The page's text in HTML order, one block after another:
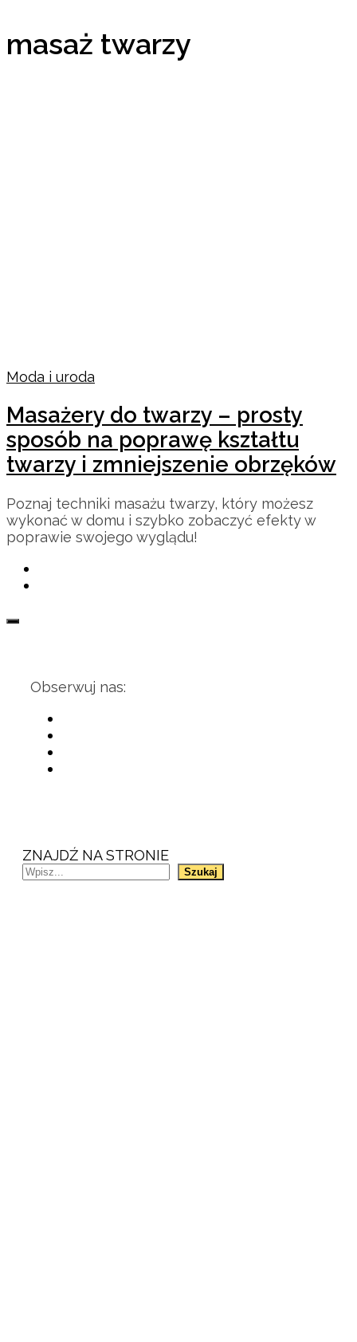
masaż twarzy
Moda i uroda
Masażery do twarzy – prosty
sposób na poprawę kształtu
twarzy i zmniejszenie obrzęków
Poznaj techniki masażu twarzy, który możesz
wykonać w domu i szybko zobaczyć efekty w
poprawie swojego wyglądu!
Obserwuj nas:
ZNAJDŹ NA STRONIE
Szukaj